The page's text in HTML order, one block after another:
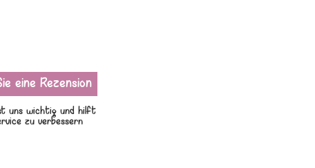
uns wichtig und hilft
zu verbessern